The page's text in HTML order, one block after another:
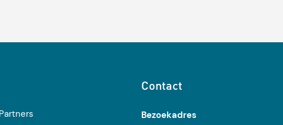
Contact
Bezoekadres